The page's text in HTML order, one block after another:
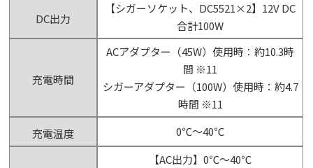
DC出力
【シガーソケット、DC5521×2】12V DC
合計100W
充電時間
ACアダプター（45W）使用時：約10.3時
間 ※11
シガーアダプター（100W）使用時：約4.7
時間 ※11
充電温度
0℃～40℃
【AC出力】0℃～40℃